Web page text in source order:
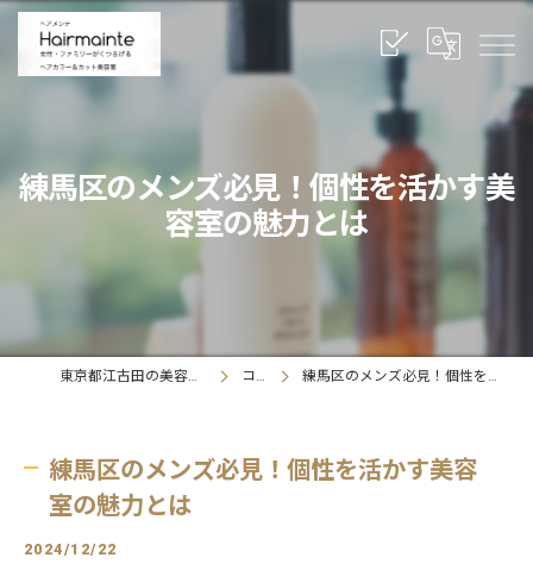
練馬区のメンズ必見！個性を活かす美
容室の魅力とは
東京都江古田の美容室ならヘアメンテ コラム 練馬区のメンズ必見！個性を活かす美容室の魅力とは
練馬区のメンズ必見！個性を活かす美容
室の魅力とは
2024/12/22